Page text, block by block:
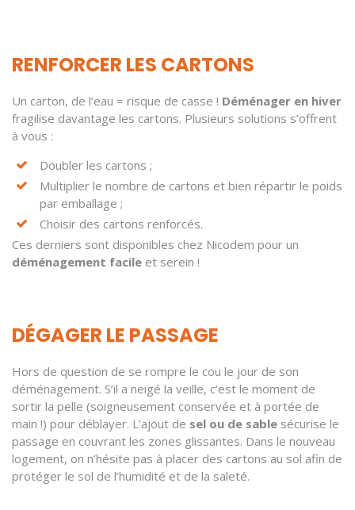
RENFORCER LES CARTONS
Un carton, de l’eau = risque de casse ! Déménager en hiver
fragilise davantage les cartons. Plusieurs solutions s’offrent
à vous :
Doubler les cartons ;
Multiplier le nombre de cartons et bien répartir le poids
par emballage ;
Choisir des cartons renforcés.
Ces derniers sont disponibles chez Nicodem pour un
déménagement facile et serein !
DÉGAGER LE PASSAGE
Hors de question de se rompre le cou le jour de son
déménagement. S’il a neigé la veille, c’est le moment de
sortir la pelle (soigneusement conservée et à portée de
main !) pour déblayer. L’ajout de sel ou de sable sécurise le
passage en couvrant les zones glissantes. Dans le nouveau
logement, on n’hésite pas à placer des cartons au sol afin de
protéger le sol de l’humidité et de la saleté.